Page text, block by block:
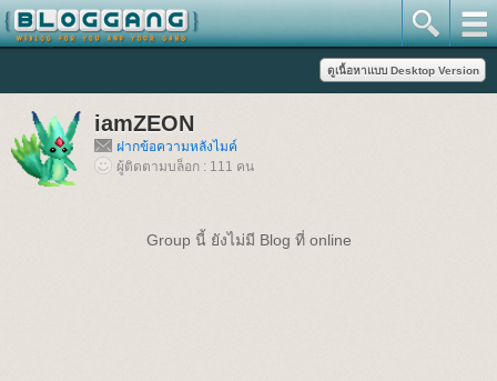
iamZEON
ฝากข้อความหลังไมค์
ผู้ติดตามบล็อก : 111 คน
Group นี้ ยังไม่มี Blog ที่ online